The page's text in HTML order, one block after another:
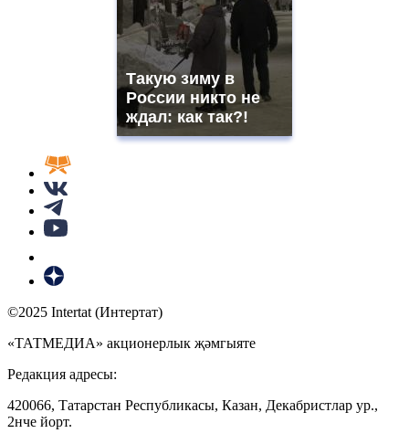
Такую зиму в
России никто не
ждал: как так?!
©2025 Intertat (Интертат)
«ТАТМЕДИА» акционерлык җәмгыяте
Редакция адресы:
420066, Татарстан Республикасы, Казан, Декабристлар ур.,
2нче йорт.